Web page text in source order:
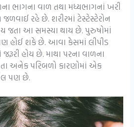
ભાગના વાળ તથા મધ્યભાગનાં ખરી
રહે છે. શરીરમાં ટેસ્ટેસ્ટેરોન
જતા આ સમસ્યા થાય છે. પુરુષોમાં
હોઈ શકે છે. આવા કેસમાં લીપીડ
જરૂરી હોય છે. માથા પરના વાળના
અનેક પરિબળો કારણોમાં એક
પણ છે.